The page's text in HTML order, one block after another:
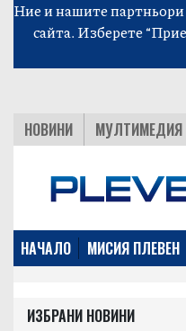
Ние и нашите партньори
сайта. Изберете
НОВИНИ МУЛТИМЕДИЯ
НАЧАЛО МИСИЯ ПЛЕВЕН
ИЗБРАНИ НОВИНИ